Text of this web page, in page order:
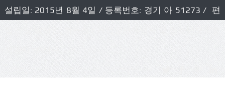
설립일: 2015년 8월 4일 / 등록번호: 경기 아 51273 / 편
집인 및 발행인: 허득천 / 개인정보책임자 및 청소년보호호
책임자: 최상규